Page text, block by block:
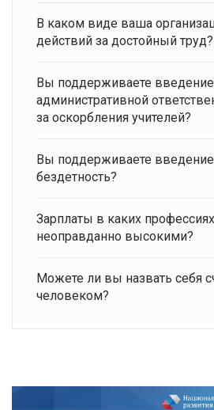
В каком виде ваша
действий за достойный труд?
Вы поддерживаете введение
административной
за оскорбления учителей?
Вы поддерживаете введение
бездетность?
Зарплаты в каких
неоправданно высокими?
Можете ли вы назвать себя
человеком?